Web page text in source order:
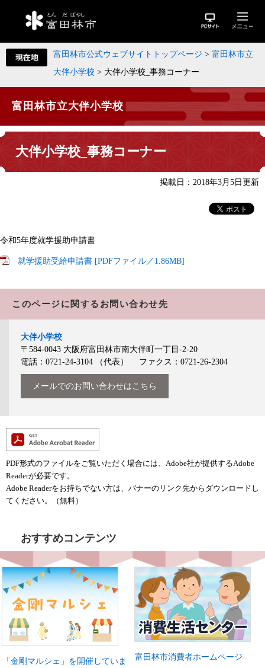
富田林市公式ウェブサイトトップページ > 富田林市立
大伴小学校 > 大伴小学校_事務コーナー
富田林市立大伴小学校
大伴小学校_事務コーナー
掲載日：2018年3月5日更新
令和5年度就学援助申請書
就学援助受給申請書 [PDFファイル／1.86MB]
このページに関するお問い合わせ先
大伴小学校
〒584-0043 大阪府富田林市南大伴町一丁目-2-20
電話：0721-24-3104
（代表） ファクス：0721-26-2304
メールでのお問い合わせはこちら
PDF形式のファイルをご覧いただく場合には、Adobe社が提供するAdobe
Readerが必要です。
Adobe Readerをお持ちでない方は、バナーのリンク先からダウンロードし
てください。（無料）
おすすめコンテンツ
「金剛マルシェ」を開催していま
富田林市消費者ホームページ